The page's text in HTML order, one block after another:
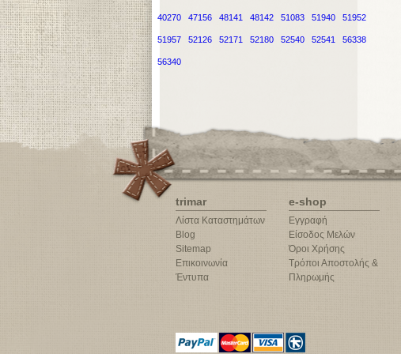
40270 47156 48141 48142 51083 51940 51952
51957 52126 52171 52180 52540 52541 56338
56340
trimar
Λίστα Καταστημάτων
Blog
Sitemap
Επικοινωνία
Έντυπα
e-shop
Εγγραφή
Είσοδος Μελών
Όροι Χρήσης
Τρόποι Αποστολής &
Πληρωμής